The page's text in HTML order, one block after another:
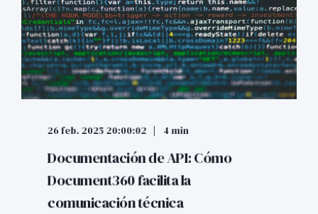
26 feb. 2025 20:00:02 4 min
Documentación de API: Cómo
Document360 facilita la
comunicación técnica